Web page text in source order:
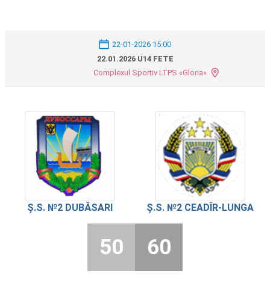
22-01-2026 15:00
22.01.2026 U14 FETE
Complexul Sportiv LTPS «Gloria»
Ș.S. №2 DUBĂSARI Ș.S. №2 CEADÎR-LUNGA
50 60